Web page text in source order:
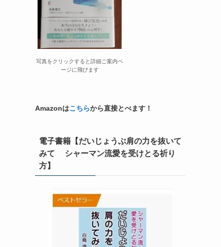
写真をクリックすると詳細ご案内ペ
ージに飛びます
Amazonはこちらから直接とべます！
電子書籍【だいじょうぶ肩の力を抜いて
みて シャーマン流愛を受けとる祈り
方】